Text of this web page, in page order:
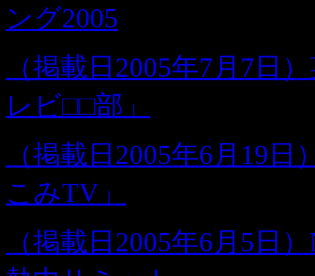
ング2005
（掲載日2005年7月7
レビ□□部」
（掲載日2005年6月19
こみTV」
（掲載日2005年6月5日